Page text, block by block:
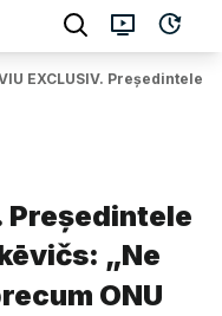
EXCLUSIV.
Președintele
„Ne
ONU